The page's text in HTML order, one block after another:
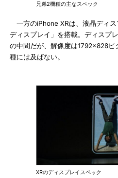
兄弟2機種の主なスペック
一方のiPhone XRは、液晶ディ
ディスプレイ」を搭載。ディスプ
の中間だが、解像度は1792×828
種には及ばない。
XRのディスプレイスペック